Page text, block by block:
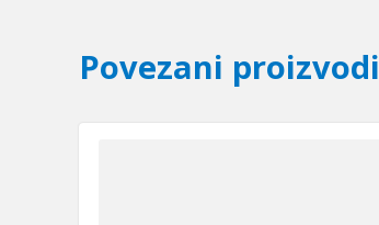
Povezani proizvodi